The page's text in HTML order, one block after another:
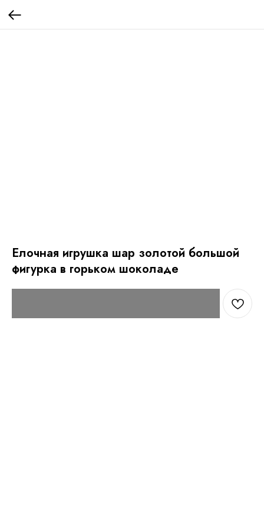
Елочная игрушка шар золотой большой
фигурка в горьком шоколаде